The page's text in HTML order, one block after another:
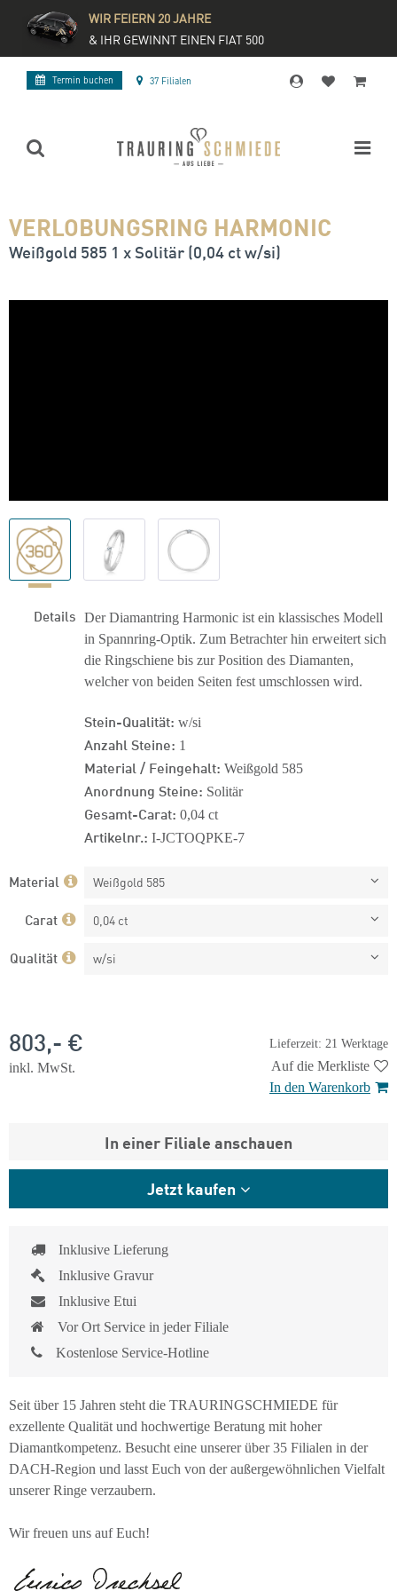
WIR FEIERN 20 JAHRE
& IHR GEWINNT EINEN FIAT 500
Termin buchen 37 Filialen
VERLOBUNGSRING HARMONIC
Weißgold 585 1 x Solitär (0,04 ct w/si)
Details Der Diamantring Harmonic ist ein klassisches Modell
in Spannring-Optik. Zum Betrachter hin erweitert sich
die Ringschiene bis zur Position des Diamanten,
welcher von beiden Seiten fest umschlossen wird.
Stein-Qualität: w/si
Anzahl Steine: 1
Material / Feingehalt: Weißgold 585
Anordnung Steine: Solitär
Gesamt-Carat: 0,04 ct
Artikelnr.: I-JCTOQPKE-7
Material Weißgold 585
Carat 0,04 ct
Qualität w/si
Lieferzeit: 21 Werktage
803,- €
inkl. MwSt.
Auf die Merkliste
In den Warenkorb
In einer Filiale anschauen
Jetzt kaufen
Inklusive Lieferung
Inklusive Gravur
Inklusive Etui
Vor Ort Service in jeder Filiale
Kostenlose Service-Hotline
Seit über 15 Jahren steht die TRAURINGSCHMIEDE für
exzellente Qualität und hochwertige Beratung mit hoher
Diamantkompetenz. Besucht eine unserer über 35 Filialen in der
DACH-Region und lasst Euch von der außergewöhnlichen Vielfalt
unserer Ringe verzaubern.
Wir freuen uns auf Euch!